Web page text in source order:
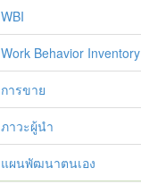
WBI
Work Behavior Inventory
การขาย
ภาวะผู้นำ
แผนพัฒนาตนเอง